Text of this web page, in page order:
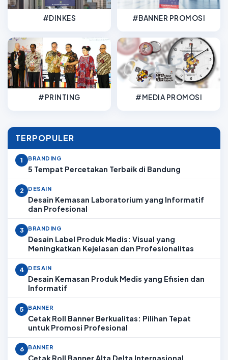
#DINKES #BANNER PROMOSI
#PRINTING #MEDIA PROMOSI
TERPOPULER
1 BRANDING
5 Tempat Percetakan Terbaik di Bandung
2 DESAIN
Desain Kemasan Laboratorium yang Informatif
dan Profesional
3 BRANDING
Desain Label Produk Medis: Visual yang
Meningkatkan Kejelasan dan Profesionalitas
4 DESAIN
Desain Kemasan Produk Medis yang Efisien dan
Informatif
5 BANNER
Cetak Roll Banner Berkualitas: Pilihan Tepat
untuk Promosi Profesional
6 BANNER
Cetak Roll Banner Alta Delta Internasional